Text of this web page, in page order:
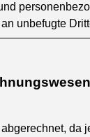
unbefugte
da